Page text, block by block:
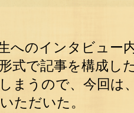
へのインタビュー
式で記事を構成し
まうので、今回は
ただいた。